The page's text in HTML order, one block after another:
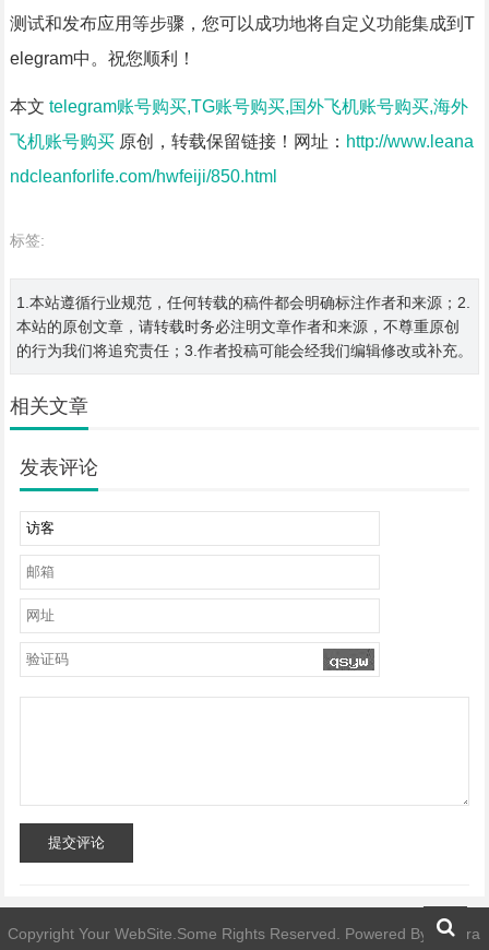
测试和发布应用等步骤，您可以成功地将自定义功能集成到T
elegram中。祝您顺利！
本文 telegram账号购买,TG账号购买,国外飞机账号购买,海外
飞机账号购买原创，转载保留链接！网址： http://www.leana
ndcleanforlife.com/hwfeiji/850.html
标签:
1.本站遵循行业规范，任何转载的稿件都会明确标注作者和来源；2.
本站的原创文章，请转载时务必注明文章作者和来源，不尊重原创
的行为我们将追究责任；3.作者投稿可能会经我们编辑修改或补充。
相关文章
发表评论
提交评论
Copyright Your WebSite.Some Rights Reserved. Powered By telegra